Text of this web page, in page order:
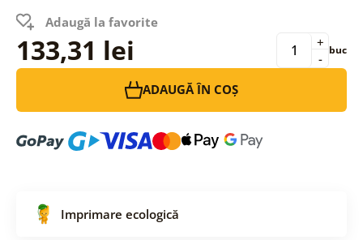
Adaugă la favorite
133,31 lei -
+ buc
ADAUGĂ ÎN COȘ
Imprimare ecologică